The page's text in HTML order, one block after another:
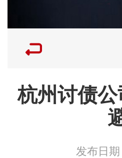
杭州讨债
发布日